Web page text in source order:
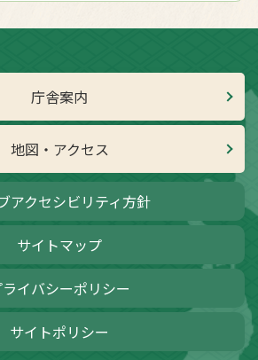
庁舎案内
地図・アクセス
アクセシビリティ方針
サイトマップ
ライバシーポリシー
サイトポリシー